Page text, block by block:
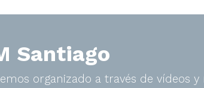
Santiago
organizado a través de vídeos